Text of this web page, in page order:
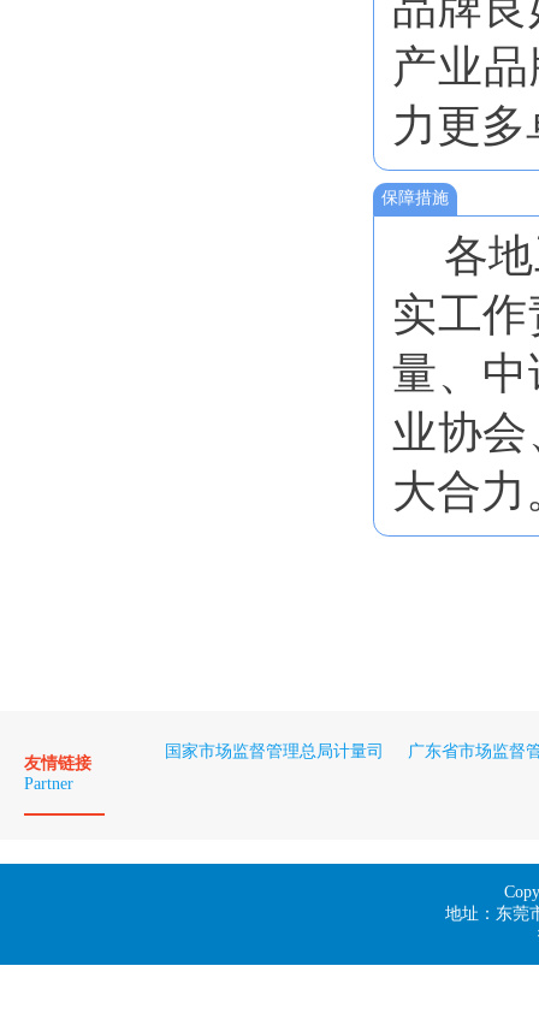
产业
力更
保障措施
各
实工
量、
业协
大合力
友情链接
Partner
国家市场监督管理总局计量司 广东省市场监督
地址：东莞